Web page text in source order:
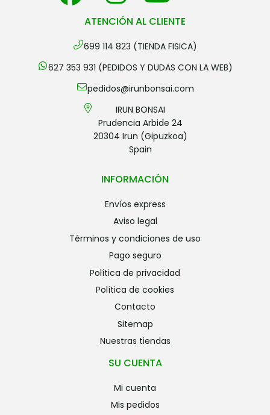
ATENCIÓN AL CLIENTE
699 114 823 (TIENDA FISICA)
627 353 931 (PEDIDOS Y DUDAS CON LA WEB)
pedidos@irunbonsai.com
IRUN BONSAI
Prudencia Arbide 24
20304 Irun (Gipuzkoa)
Spain
INFORMACIÓN
envíos express
aviso legal
términos y condiciones de uso
pago seguro
política de privacidad
política de cookies
contacto
sitemap
nuestras tiendas
SU CUENTA
mi cuenta
mis pedidos